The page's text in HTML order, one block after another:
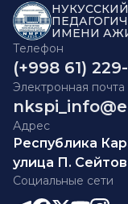
ИМЕНИ
Телефон
(+998 61)
Электронная почта
Адрес
Республика
улица П.
Социальные сети